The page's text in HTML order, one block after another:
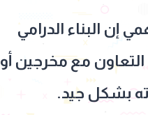
البناء الدرامي
التعاون مع مخرجين أو
بشكل جيد.